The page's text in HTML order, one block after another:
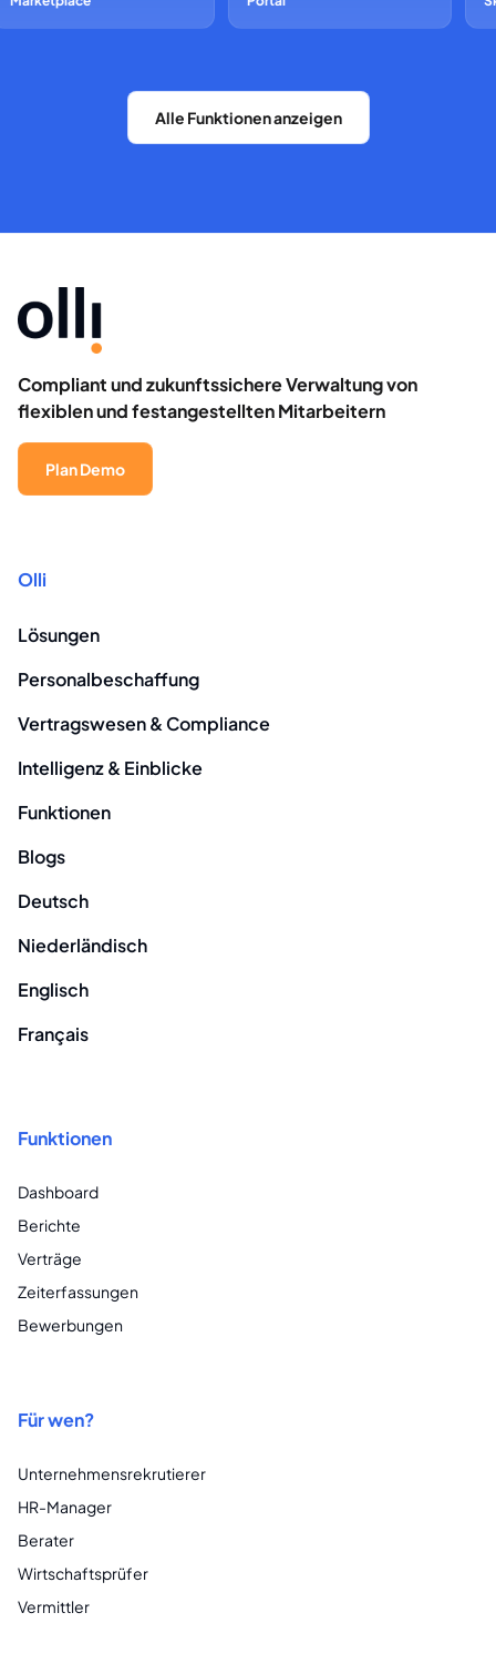
Alle Funktionen anzeigen
Compliant und zukunftssichere Verwaltung von
flexiblen und festangestellten Mitarbeitern
Plan Demo
Olli
Lösungen
Personalbeschaffung
Vertragswesen & Compliance
Intelligenz & Einblicke
Funktionen
Blogs
Deutsch
Niederländisch
Englisch
Français
Funktionen
Dashboard
Berichte
Verträge
Zeiterfassungen
Bewerbungen
Für wen?
Unternehmensrekrutierer
HR-Manager
Berater
Wirtschaftsprüfer
Vermittler